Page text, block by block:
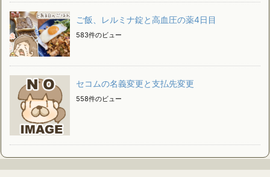
ご飯、レルミナ錠と高血圧の薬4日目
583件のビュー
セコムの名義変更と支払先変更
558件のビュー